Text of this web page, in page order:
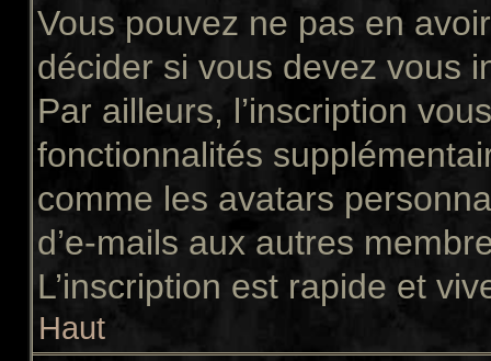
Vous pouvez ne pas en
décider si vous devez vous
Par ailleurs, l’inscription
fonctionnalités
comme les avatars
d’e-mails aux autres
L’inscription est rapide et
Haut